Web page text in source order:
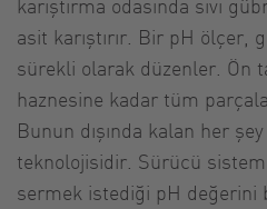
karıştırma odasında sıvı
asit karıştırır. Bir pH ölçer,
sürekli olarak düzenler. Ön
haznesine kadar tüm
Bunun dışında kalan her
teknolojisidir. Sürücü
sermek istediği pH değerini